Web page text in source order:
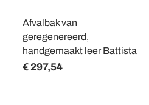
Afvalbak van
geregenereerd,
handgemaakt leer Battista
€ 297,54